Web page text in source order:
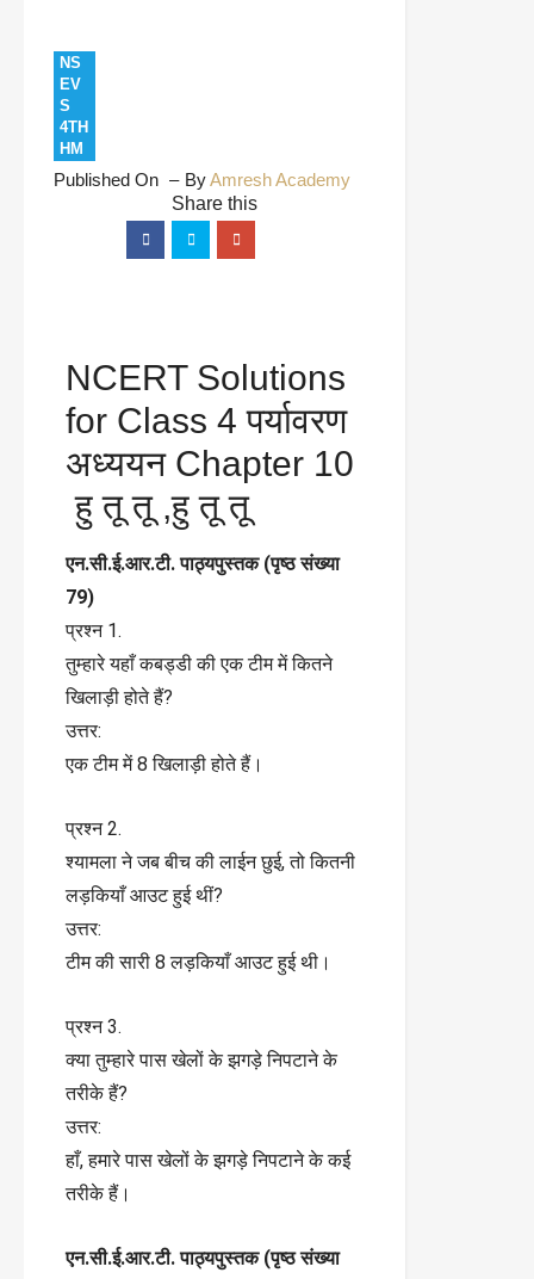
NS
EV
S
4TH
HM
Published On ByAmresh Academy
NCERT Solutions
for Class 4 पर्यावरण
अध्ययन Chapter 10
हु तू तू ,हु तू तू
एन.सी.ई.आर.टी. पाठ्यपुस्तक (पृष्ठ संख्या
79)
प्रश्न 1.
तुम्हारे यहाँ कबड्डी की एक टीम में कितने
खिलाड़ी होते हैं?
उत्तर:
एक टीम में 8 खिलाड़ी होते हैं।
प्रश्न 2.
श्यामला ने जब बीच की लाईन छुई, तो कितनी
लड़कियाँ आउट हुई थीं?
उत्तर:
टीम की सारी 8 लड़कियाँ आउट हुई थी।
प्रश्न 3.
क्या तुम्हारे पास खेलों के झगड़े निपटाने के
तरीके हैं?
उत्तर:
हाँ, हमारे पास खेलों के झगड़े निपटाने के कई
तरीके हैं।
एन.सी.ई.आर.टी. पाठ्यपुस्तक (पृष्ठ संख्या